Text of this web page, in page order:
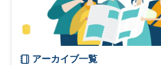
アーカイブ一覧